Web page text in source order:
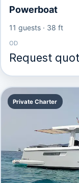
Powerboat
11 guests· 38 ft
OD
Request
Private Charter